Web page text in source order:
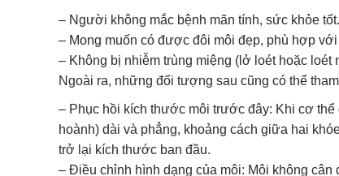
– Người không mắc bệnh mãn tính, sức khỏe tốt.
– Mong muốn có được đôi môi đẹp, phù hợp
– Không bị nhiễm trùng miệng (lở loét hoặc loét
Ngoài ra, những đối tượng sau cũng có thể
– Phục hồi kích thước môi trước đây: Khi cơ
hoành) dài và phẳng, khoảng cách giữa hai
trở lại kích thước ban đầu.
– Điều chỉnh hình dạng của môi: Môi không